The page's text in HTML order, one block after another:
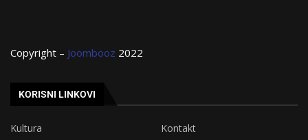
Copyright – Joombooz 2022
KORISNI LINKOVI
Kultura
Kontakt